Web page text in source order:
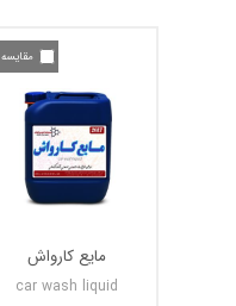
مقایسه
مایع کارواش
car wash liquid